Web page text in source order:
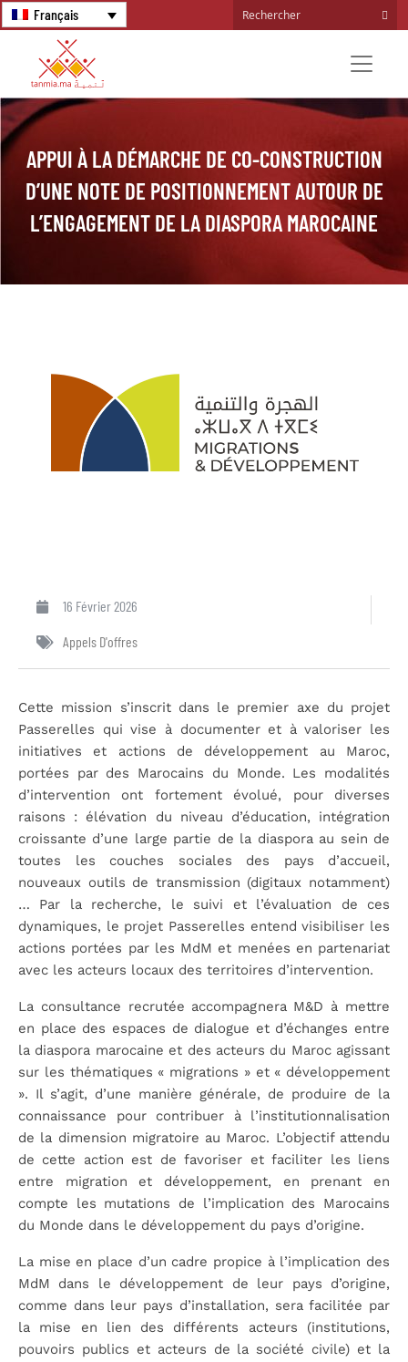
Français
APPUI À LA DÉMARCHE DE CO-CONSTRUCTION
D’UNE NOTE DE POSITIONNEMENT AUTOUR DE
L’ENGAGEMENT DE LA DIASPORA MAROCAINE
16 Février 2026
Appels D'offres
Cette mission s’inscrit dans le premier axe du projet
Passerelles qui vise à documenter et à valoriser les
initiatives et actions de développement au Maroc,
portées par des Marocains du Monde. Les modalités
d’intervention ont fortement évolué, pour diverses
raisons : élévation du niveau d’éducation, intégration
croissante d’une large partie de la diaspora au sein de
toutes les couches sociales des pays d’accueil,
nouveaux outils de transmission (digitaux notamment)
… Par la recherche, le suivi et l’évaluation de ces
dynamiques, le projet Passerelles entend visibiliser les
actions portées par les MdM et menées en partenariat
avec les acteurs locaux des territoires d’intervention.
La consultance recrutée accompagnera M&D à mettre
en place des espaces de dialogue et d’échanges entre
la diaspora marocaine et des acteurs du Maroc agissant
sur les thématiques « migrations » et « développement
». Il s’agit, d’une manière générale, de produire de la
connaissance pour contribuer à l’institutionnalisation
de la dimension migratoire au Maroc. L’objectif attendu
de cette action est de favoriser et faciliter les liens
entre migration et développement, en prenant en
compte les mutations de l’implication des Marocains
du Monde dans le développement du pays d’origine.
La mise en place d’un cadre propice à l’implication des
MdM dans le développement de leur pays d’origine,
comme dans leur pays d’installation, sera facilitée par
la mise en lien des différents acteurs (institutions,
pouvoirs publics et acteurs de la société civile) et la